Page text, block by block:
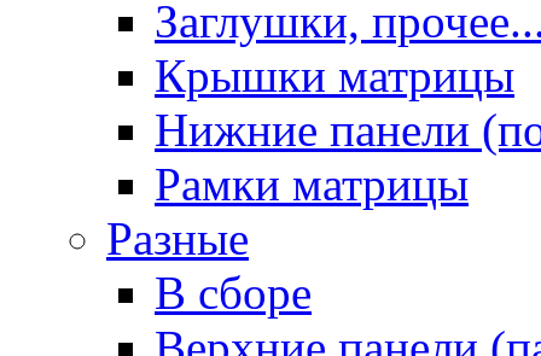
Заглушки,
Крышки матрицы
Нижние панели
Рамки матрицы
Разные
В сборе